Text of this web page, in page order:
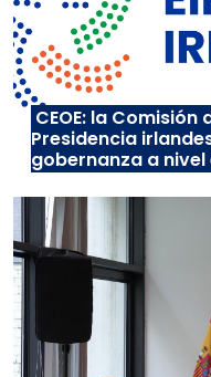
CEOE: la Comisión
Presidencia
gobernanza a